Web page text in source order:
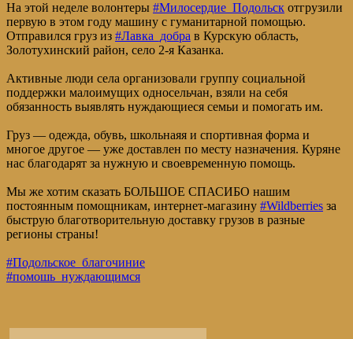
На этой неделе волонтеры #Милосердие_Подольск отгрузили
первую в этом году машину с гуманитарной помощью.
Отправился груз из #Лавка_добра в Курскую область,
Золотухинский район, село 2-я Казанка.
Активные люди села организовали группу социальной
поддержки малоимущих односельчан, взяли на себя
обязанность выявлять нуждающиеся семьи и помогать им.
Груз — одежда, обувь, школьнаяя и спортивная форма и
многое другое — уже доставлен по месту назначения. Куряне
нас благодарят за нужную и своевременную помощь.
Мы же хотим сказать БОЛЬШОЕ СПАСИБО нашим
постоянным помощникам, интернет-магазину #Wildberries за
быструю благотворительную доставку грузов в разные
регионы страны!
#Подольское_благочиние
#помошь_нуждающимся